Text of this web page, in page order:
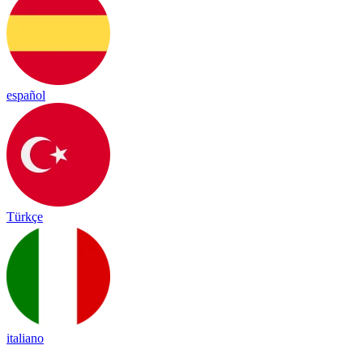
español
Türkçe
italiano